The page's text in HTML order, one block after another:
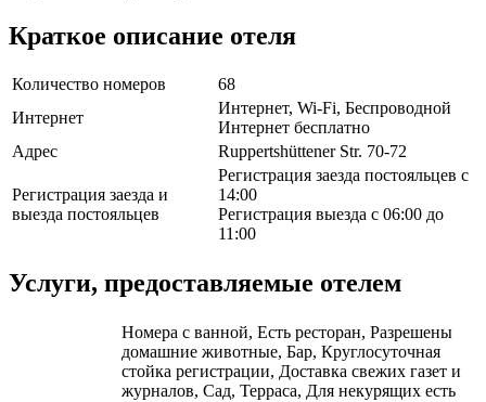
Краткое описание отеля
Количество номеров
68
Интернет
Интернет, Wi-Fi, Беспроводной
Интернет бесплатно
Адрес
Ruppertshüttener Str. 70-72
Регистрация заезда и
выезда постояльцев
Регистрация заезда постояльцев с
14:00
Регистрация выезда с 06:00 до
11:00
Услуги, предоставляемые отелем
Номера с ванной, Есть ресторан, Разрешены
домашние животные, Бар, Круглосуточная
стойка регистрации, Доставка свежих газет и
журналов, Сад, Терраса, Для некурящих есть